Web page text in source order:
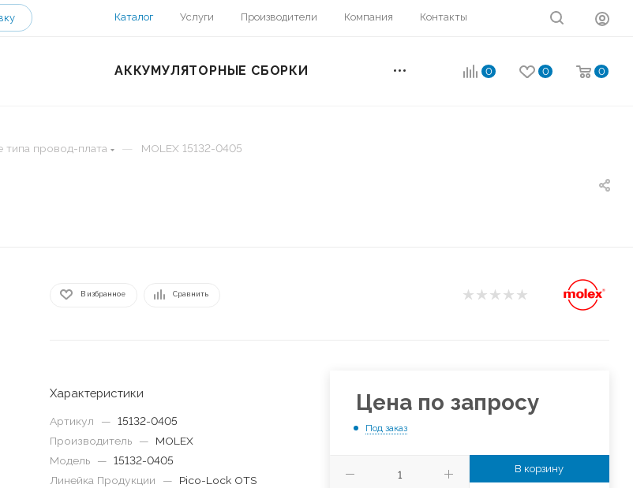
Каталог Услуги Производители Компания Контакты
0 0 0
АККУМУЛЯТОРНЫЕ СБОРКИ
типа провод-плата — MOLEX 15132-0405
В избранное Сравнить
Характеристики
Артикул — 15132-0405
Производитель
—
MOLEX
Модель
— 15132-0405
Линейка Продукции
—
Pico-Lock OTS
Цена по запросу
Под заказ
В корзину